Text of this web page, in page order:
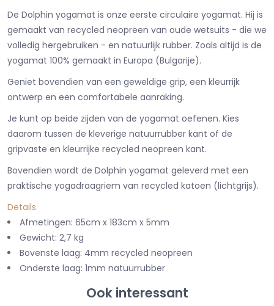
De Dolphin yogamat is onze eerste circulaire yogamat. Hij is
gemaakt van recycled neopreen van oude wetsuits - die we
volledig hergebruiken - en natuurlijk rubber. Zoals altijd is de
yogamat 100% gemaakt in Europa (Bulgarije).
Geniet bovendien van een geweldige grip, een kleurrijk
ontwerp en een comfortabele aanraking.
Je kunt op beide zijden van de yogamat oefenen. Kies
daarom tussen de kleverige natuurrubber kant of de
gripvaste en kleurrijke recycled neopreen kant.
Bovendien wordt de Dolphin yogamat geleverd met een
praktische yogadraagriem van recycled katoen (lichtgrijs).
Details
Afmetingen: 65cm x 183cm x 5mm
Gewicht: 2,7 kg
Bovenste laag: 4mm recycled neopreen
Onderste laag: 1mm natuurrubber
Ook interessant